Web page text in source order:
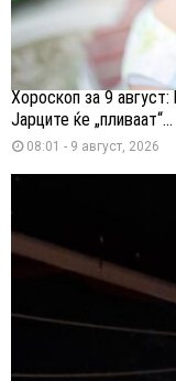
Хороскоп за 9
Јарците ќе „пливаат“...
08:01 - 9 август, 2026